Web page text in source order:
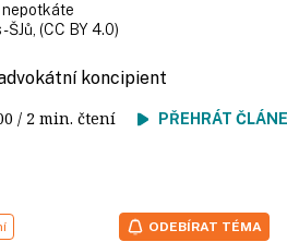
nepotkáte
ŠJů, (CC BY 4.0)
koncipient
/ 2 min. čtení PŘEHRÁT
ODEBÍRAT TÉMA